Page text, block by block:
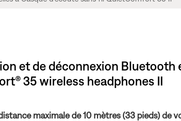
et de déconnexion
35 wireless headphones II
maximale de 10 mètres (33 pieds) de